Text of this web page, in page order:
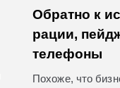
Обратно к
рации,
телефоны
Похоже, что